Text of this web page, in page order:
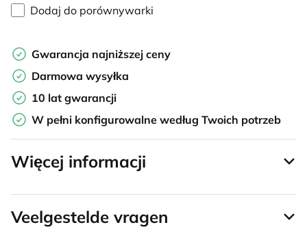
Dodaj do porównywarki
Gwarancja najniższej ceny
Darmowa wysyłka
10 lat gwarancji
W pełni konfigurowalne według Twoich potrzeb
Więcej informacji
Veelgestelde vragen